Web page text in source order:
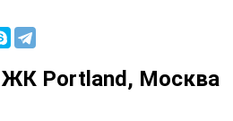
ЖК Portland, Москва